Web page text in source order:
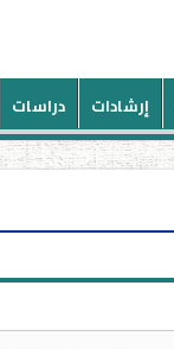
إرشادات دراسات